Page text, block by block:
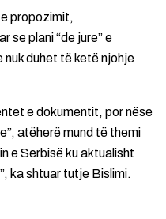
propozimit,
se plani “de jure” e
duhet të ketë njohje
e dokumentit, por nëse
atëherë mund të themi
e Serbisë ku aktualisht
ka shtuar tutje Bislimi.